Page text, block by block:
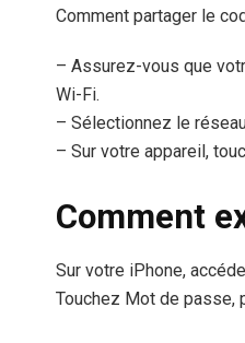
Comment partager le
– Assurez-vous que
Wi-Fi.
– Sélectionnez le
– Sur votre appareil,
Comment
Sur votre iPhone,
Touchez Mot de passe,